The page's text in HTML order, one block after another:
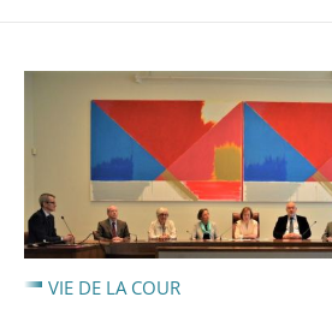
VIE DE LA COUR